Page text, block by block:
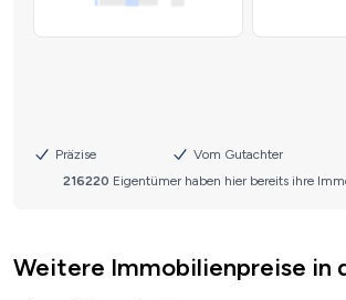
Weitere Immobilienpreise in